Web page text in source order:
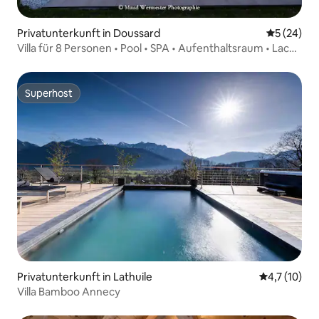
Privatunterkunft in Doussard
5 (24)
Villa für 8 Personen • Pool • SPA • Aufenthaltsraum • Lac
Superhost
Superhost
Privatunterkunft in Lathuile
4,7 (10)
Villa Bamboo Annecy